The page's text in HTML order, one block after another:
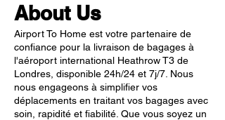
About Us
Airport To Home est votre partenaire de
confiance pour la livraison de bagages à
l'aéroport international Heathrow T3 de
Londres, disponible 24h/24 et 7j/7. Nous
nous engageons à simplifier vos
déplacements en traitant vos bagages avec
soin, rapidité et fiabilité. Que vous soyez un